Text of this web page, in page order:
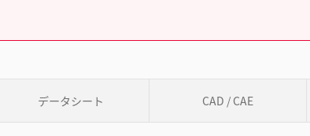
データシート CAD / CAE